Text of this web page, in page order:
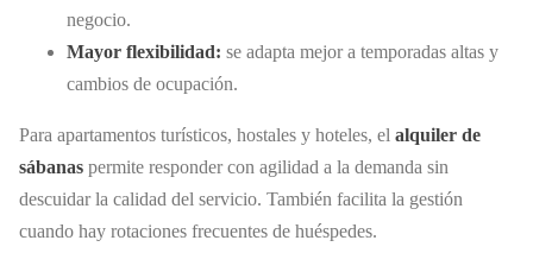
negocio.
Mayor flexibilidad: se adapta mejor a temporadas altas y
cambios de ocupación.
Para apartamentos turísticos, hostales y hoteles, el alquiler de
sábanas permite responder con agilidad a la demanda sin
descuidar la calidad del servicio. También facilita la gestión
cuando hay rotaciones frecuentes de huéspedes.